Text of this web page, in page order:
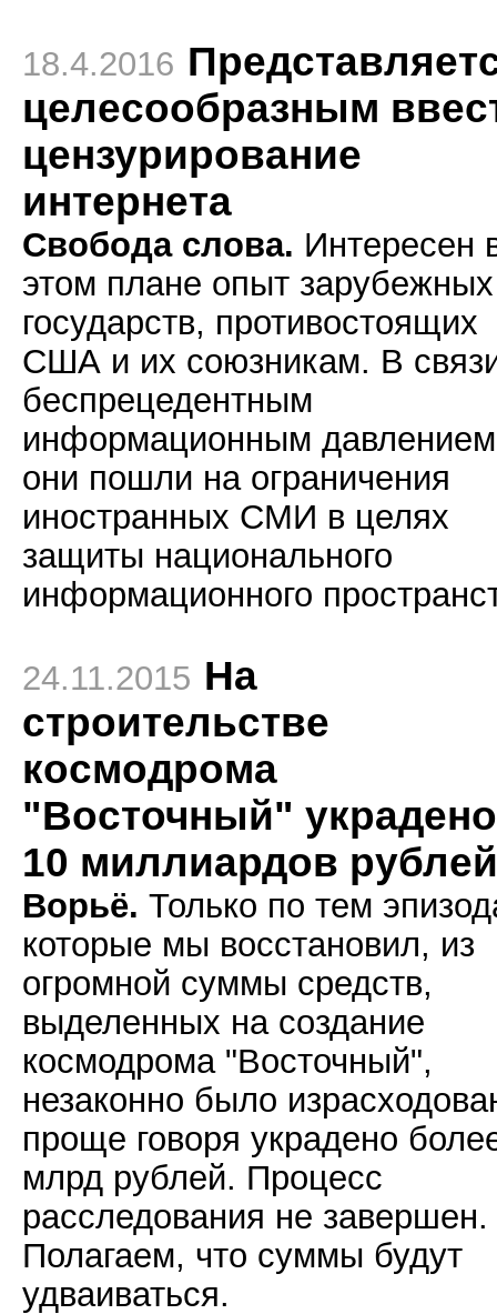
18.4.2016
целесообразным
цензурирование
интернета
Свобода слова. Интересен
этом плане опыт зарубежных
государств, противостоящих
США и их союзникам. В
беспрецедентным
информационным давлением
они пошли на ограничения
иностранных СМИ в целях
защиты национального
информационного
24.11.2015 На
строительстве
космодрома
"Восточный" украдено
10 миллиардов рублей
Ворьё. Только по тем
которые мы восстановил, из
огромной суммы средств,
выделенных на создание
космодрома "Восточный",
незаконно было
проще говоря украдено
млрд рублей. Процесс
расследования не завершен.
Полагаем, что суммы будут
удваиваться.